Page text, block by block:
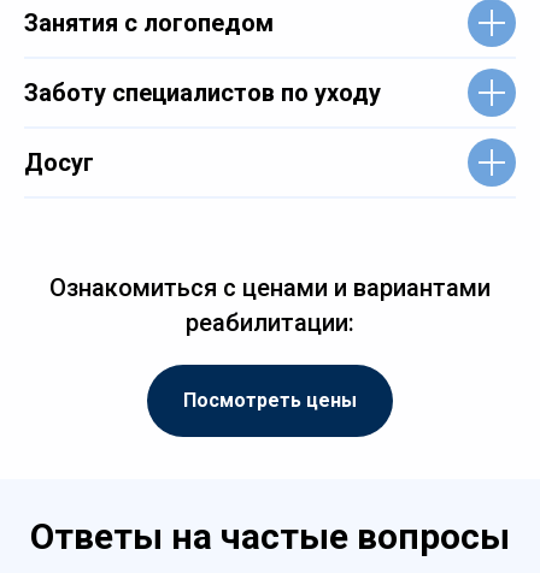
Занятия с логопедом
Заботу специалистов по уходу
Досуг
Ознакомиться с ценами и вариантами
реабилитации:
Посмотреть цены
Ответы на частые вопросы